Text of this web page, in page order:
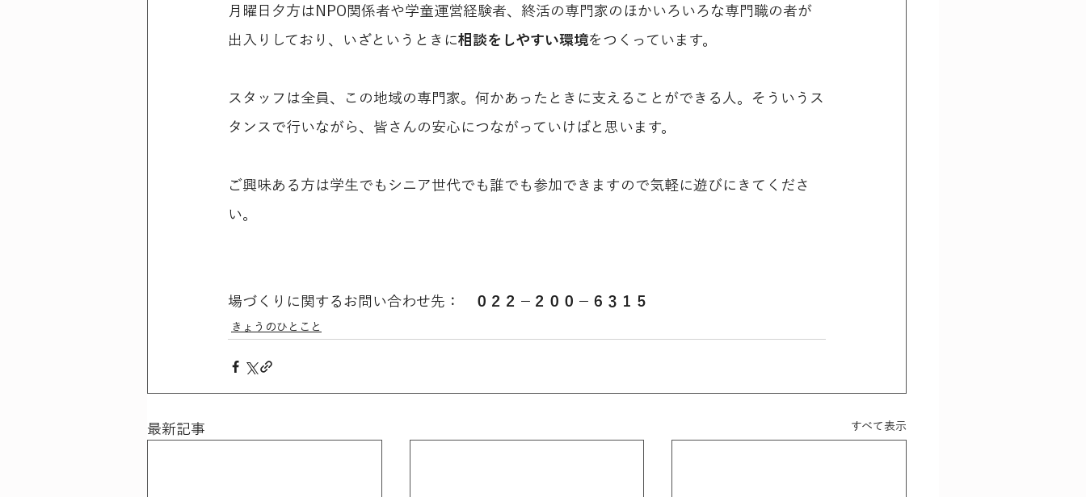
月曜日夕方はNPO関係者や学童運営経験者、終活の専門家のほかいろいろな専門職の者が
出入りしており、いざというときに相談をしやすい環境をつくっています。
スタッフは全員、この地域の専門家。何かあったときに支えることができる人。そういうス
タンスで行いながら、皆さんの安心につながっていけばと思います。
ご興味ある方は学生でもシニア世代でも誰でも参加できますので気軽に遊びにきてくださ
い。
場づくりに関するお問い合わせ先： ０２２－２００－６３１５
きょうのひとこと
最新記事 すべて表示